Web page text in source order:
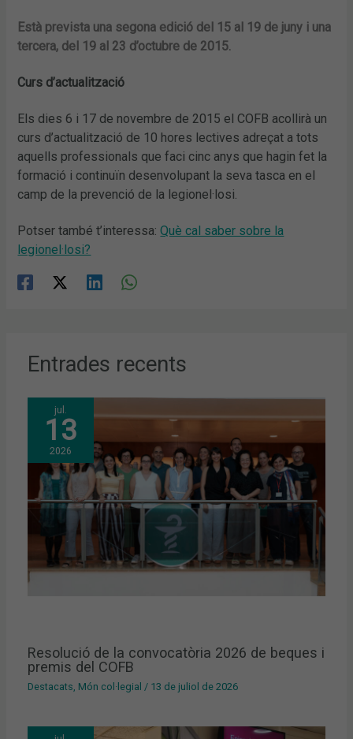
Està prevista una segona edició del 15 al 19 de juny i una
tercera, del 19 al 23 d’octubre de 2015.
Curs d’actualització
Els dies 6 i 17 de novembre de 2015 el COFB acollirà un
curs d’actualització de 10 hores lectives adreçat a tots
aquells professionals que faci cinc anys que hagin fet la
formació i continuïn desenvolupant la seva tasca en el
camp de la prevenció de la legionel·losi.
Potser també t’interessa:Què cal saber sobre la
legionel·losi?
Entrades recents
jul.
13
2026
Resolució de la convocatòria 2026 de beques i
premis del COFB
Destacats, Món col·legial / 13 de juliol de 2026